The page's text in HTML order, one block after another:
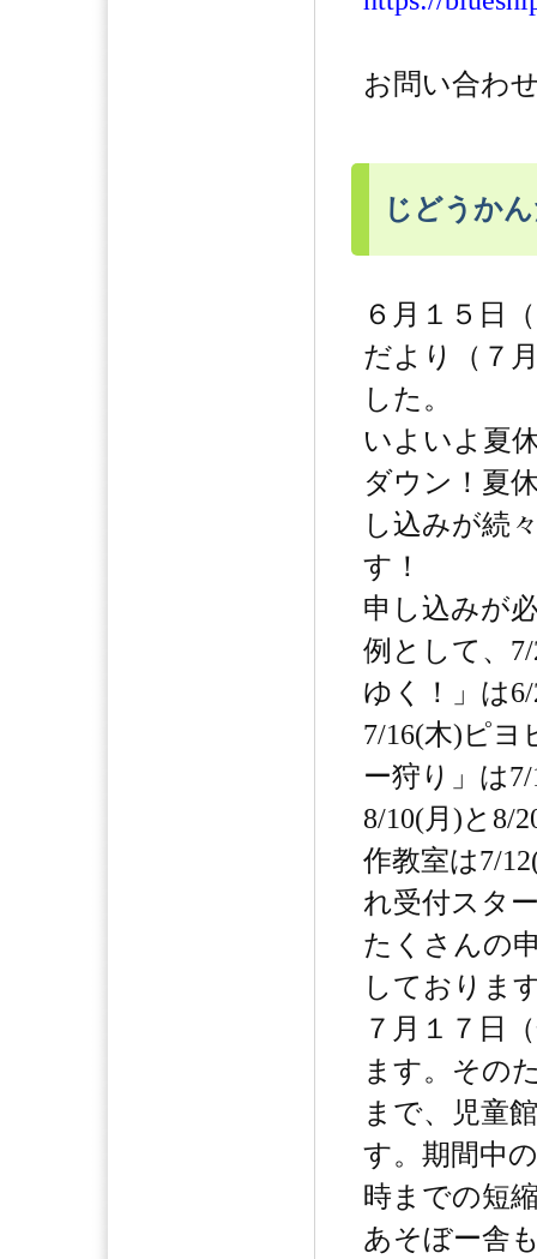
お問い合わ
じどうか
６月１５日
だより（７
した。
いよいよ夏
ダウン！夏
し込みが続
す！
申し込みが
例として、
ゆく！」は
7/16(木)ピヨ
ー狩り」は
8/10(月)と8/
作教室は7/
れ受付スタ
たくさんの
しておりま
７月１７日
ます。その
まで、児童
す。期間中
時までの短
あそぼー舎